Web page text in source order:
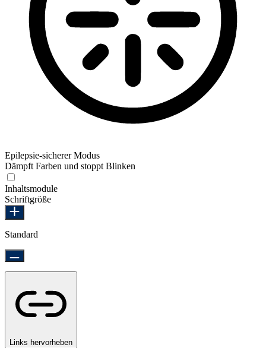
Epilepsie-sicherer Modus
Dämpft Farben und stoppt Blinken
Inhaltsmodule
Schriftgröße
Standard
Links hervorheben